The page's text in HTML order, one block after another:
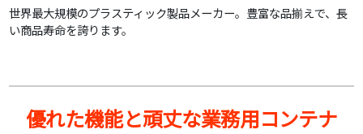
世界最大規模のプラスティック製品メーカー。豊富な品揃えで、長
い商品寿命を誇ります。
優れた機能と頑丈な業務用コンテナ